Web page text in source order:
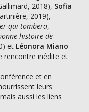
2018), Sofia
2019),
qui tombera,
histoire de
et Léonora Miano
rencontre inédite et
et en
leurs
aussi les liens